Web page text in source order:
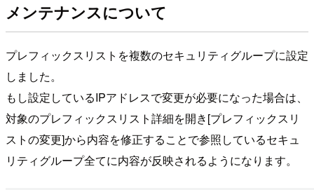
メンテナンスについて
プレフィックスリストを複数のセキュリティグループに設定
しました。
もし設定しているIPアドレスで変更が必要になった場合は、
対象のプレフィックスリスト詳細を開き[プレフィックスリ
ストの変更]から内容を修正することで参照しているセキュ
リティグループ全てに内容が反映されるようになります。